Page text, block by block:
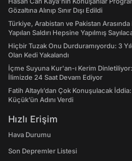
Gözaltına Alınıp Sınır Dışı Edildi
Türkiye, Arabistan ve Pakistan
Yapılan Saldırı Hepsine Yapılmış
Hiçbir Tuzak Onu Durduramıyordu: 3
Olan Kedi Yakalandı
İçme Suyuna Kur'an-ı Kerim Dinletiliyor:
İlimizde 24 Saat Devam Ediyor
Fatih Altaylı’dan Çok Konuşulacak
Küçük’ün Adını Verdi
Hızlı Erişim
Hava Durumu
Son Depremler Listesi